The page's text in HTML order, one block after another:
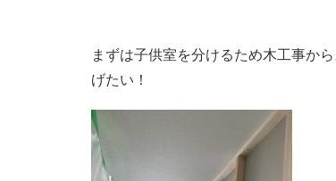
まずは子供室を分けるため木工事か
げたい！